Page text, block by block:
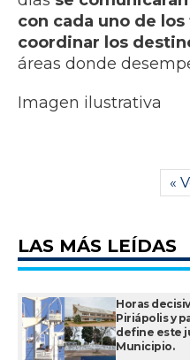
con cada uno de
coordinar los
áreas donde
Imagen ilustrativa
«
LAS MÁS LEÍDAS
Horas
Piriápolis y
define este
Municipio.